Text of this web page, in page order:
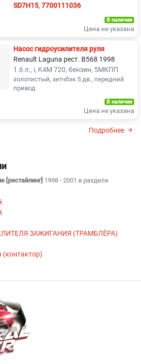
SD7H15, 7700111036
В наличии
Цена не указана
Насос гидроусилителя руля
Renault Laguna рест. B568 1998
1.6 л., i, K4M 720, бензин, 5МКПП
золотистый, хетчбэк 5 дв., передний
привод
В наличии
Цена не указана
Подробнее
[рестайлинг] 1998 - 2001 в разделе
ЗАЖИГАНИЯ (ТРАМБЛЁРА)